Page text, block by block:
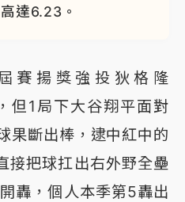
達6.23。
賽揚獎強投狄格隆
但1局下大谷翔平面對
果斷出棒，逮中紅中的
接把球扛出右外野全壘
轟，個人本季第5轟出